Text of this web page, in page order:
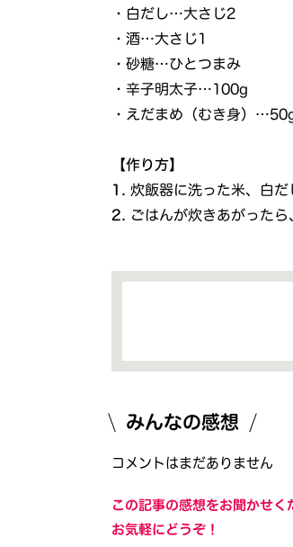
・白だし…大さじ2
・酒…大さじ1
・砂糖…ひとつまみ
・辛子明太子…100g
・えだまめ（むき身）
【作り方】
1. 炊飯器に洗った米、白だ
2. ごはんが炊きあがった
みんなの感想
コメントはまだありません
この記事の感想をお聞かせく
お気軽にどうぞ！